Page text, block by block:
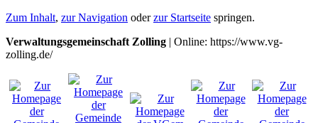
Zum Inhalt, zur Navigation oderzur Startseite springen.
Verwaltungsgemeinschaft Zolling | Online: https://www.vg-
zolling.de/